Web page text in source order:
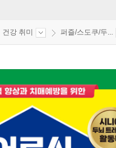
건강 취미 퍼즐/스도쿠/두...